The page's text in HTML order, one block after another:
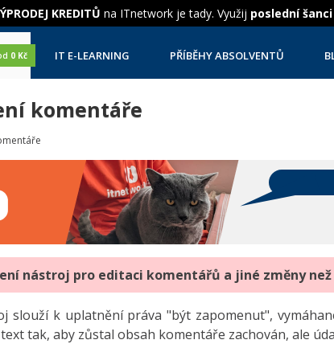
KREDITŮ na ITnetwork je tady. Využij poslední šanci
0 Kč IT E-LEARNING PŘÍBĚHY ABSOLVENTŮ
komentáře
nástroj pro editaci komentářů a jiné změny
slouží k uplatnění práva "být zapomenut",
tak, aby zůstal obsah komentáře zachován, ale